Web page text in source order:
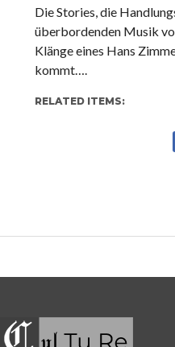
Die Stories, die
überbordenden Musik
Klänge eines Hans
kommt….
RELATED ITEMS: